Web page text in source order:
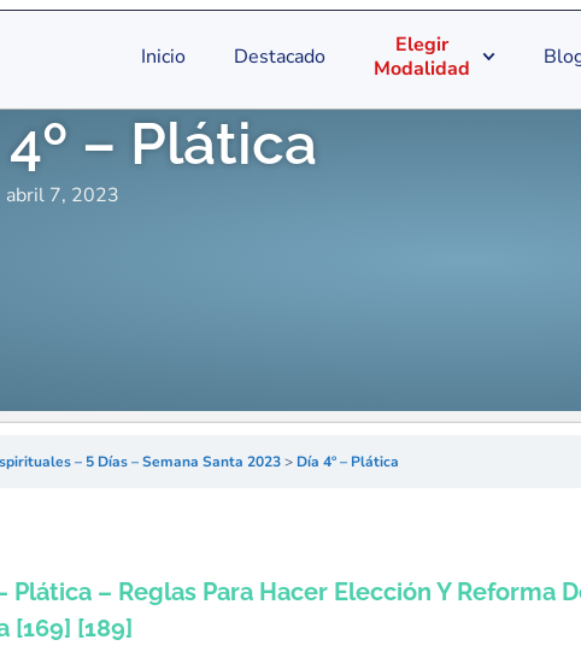
Inicio Destacado
Elegir
Modalidad
– Plática
abril 7, 2023
– 5 Días – Semana Santa 2023 Día 4º – Plática
Plática – Reglas Para Hacer Elección Y Reforma
[169] [189]